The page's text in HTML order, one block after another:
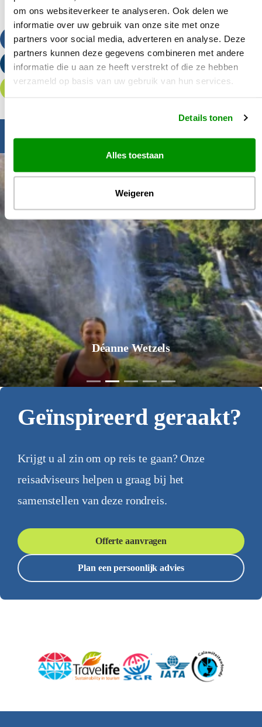
om ons websiteverkeer te analyseren. Ook delen we
informatie over uw gebruik van onze site met onze
partners voor social media, adverteren en analyse. Deze
partners kunnen deze gegevens combineren met andere
informatie die u aan ze heeft verstrekt of die ze hebben
verzameld op basis van uw gebruik van hun services.
Details tonen
Alles toestaan
Weigeren
Bel ons
Stuur een e-mail
Offerte aanvragen
Inspiratie nodig?
Déanne Wetzels
Geïnspireerd geraakt?
Krijgt u al zin om op reis te gaan? Onze
reisadviseurs helpen u graag bij het
samenstellen van deze rondreis.
Offerte aanvragen
Plan een persoonlijk advies